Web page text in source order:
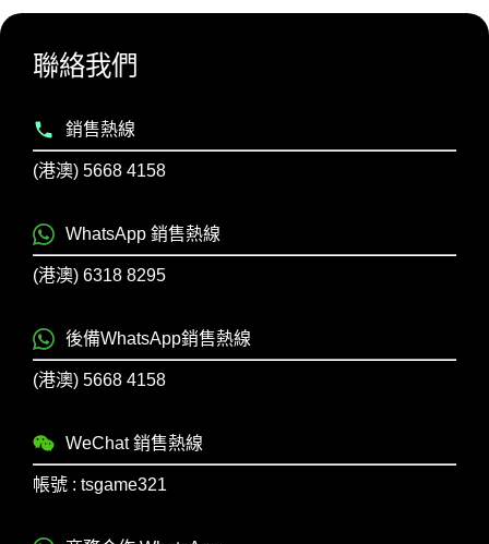
聯絡我們
銷售熱線
(港澳) 5668 4158
WhatsApp 銷售熱線
(港澳) 6318 8295
後備WhatsApp銷售熱線
(港澳) 5668 4158
WeChat 銷售熱線
帳號 : tsgame321